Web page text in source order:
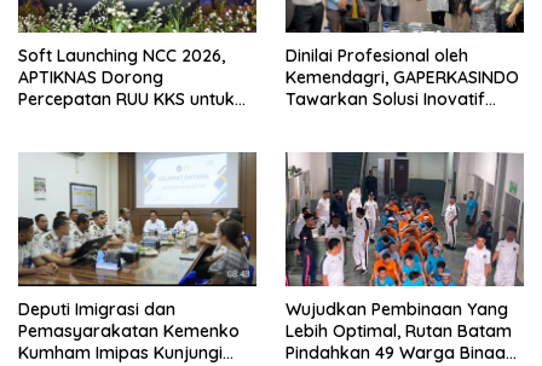
Soft Launching NCC 2026,
APTIKNAS Dorong
Percepatan RUU KKS untuk
Dinilai Profesional oleh
Kemendagri, GAPERKASINDO
Tawarkan Solusi Inovatif
Deputi Imigrasi dan
Pemasyarakatan Kemenko
Kumham Imipas Kunjungi
Wujudkan Pembinaan Yang
Lebih Optimal, Rutan Batam
Pindahkan 49 Warga Binaan